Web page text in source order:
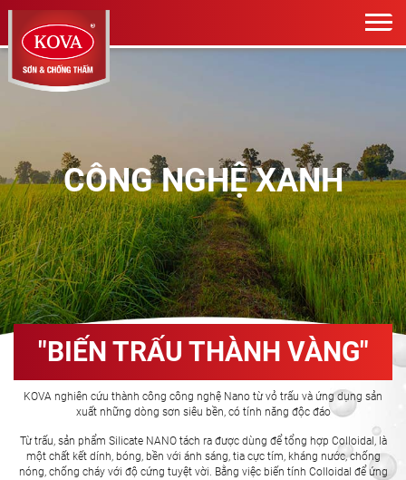
CÔNG NGHỆ XANH
"BIẾN TRẤU THÀNH VÀNG"
KOVA nghiên cứu thành công công nghệ Nano từ vỏ trấu và ứng dụng sản
xuất những dòng sơn siêu bền, có tính năng độc đáo
Từ trấu, sản phẩm Silicate NANO tách ra được dùng để tổng hợp Colloidal, là
một chất kết dính, bóng, bền với ánh sáng, tia cực tím, kháng nước, chống
nóng, chống cháy với độ cứng tuyệt vời. Bằng việc biến tính Colloidal để ứng